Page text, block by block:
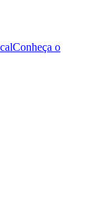
Conheça o